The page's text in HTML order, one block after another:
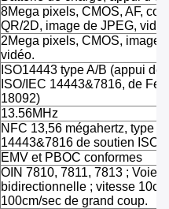
8Mega pixels, CMOS, AF,
QR/2D, image de JPEG,
2Mega pixels, CMOS, image
vidéo.
ISO14443 type A/B (appui de
ISO/IEC 14443&7816, de
18092)
13.56MHz
NFC 13,56 mégahertz, type
14443&7816 de soutien ISO/
EMV et PBOC conformes
OIN 7810, 7811, 7813 ; Voie
bidirectionnelle ; vitesse
100cm/sec de grand coup.